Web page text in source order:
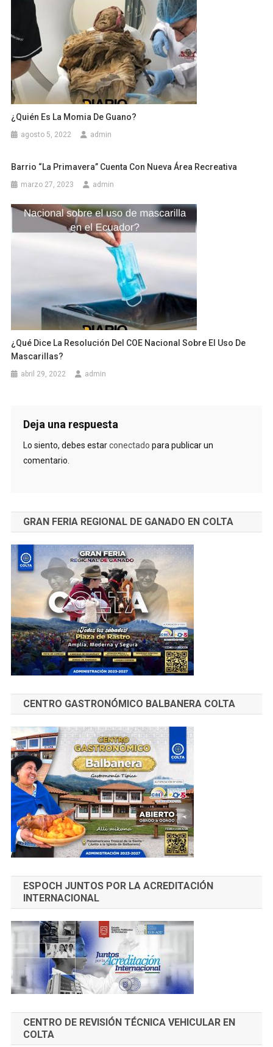
¿Quién Es La Momia De Guano?
agosto 5, 2022 admin
Barrio “La Primavera” Cuenta Con Nueva Área Recreativa
marzo 27, 2023 admin
¿Qué Dice La Resolución Del COE Nacional Sobre El Uso De
Mascarillas?
abril 29, 2022 admin
Deja una respuesta
Lo siento, debes estarconectado para publicar un
comentario.
GRAN FERIA REGIONAL DE GANADO EN COLTA
CENTRO GASTRONÓMICO BALBANERA COLTA
ESPOCH JUNTOS POR LA ACREDITACIÓN
INTERNACIONAL
CENTRO DE REVISIÓN TÉCNICA VEHICULAR EN
COLTA